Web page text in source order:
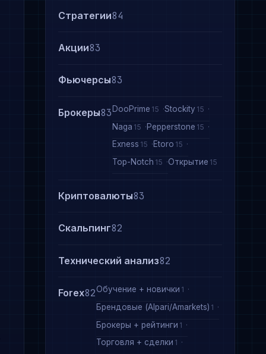
Стратегии84
Акции83
Фьючерсы83
Брокеры83 DooPrime 15 Stockity 15
Naga 15 Pepperstone 15
Exness 15 Etoro 15
Top-Notch 15 Открытие 15
Криптовалюты83
Скальпинг82
Технический анализ82
Forex82Обучение + новички 1
Брендовые (Alpari/Amarkets) 1
Брокеры + рейтинги 1
Торговля + сделки 1